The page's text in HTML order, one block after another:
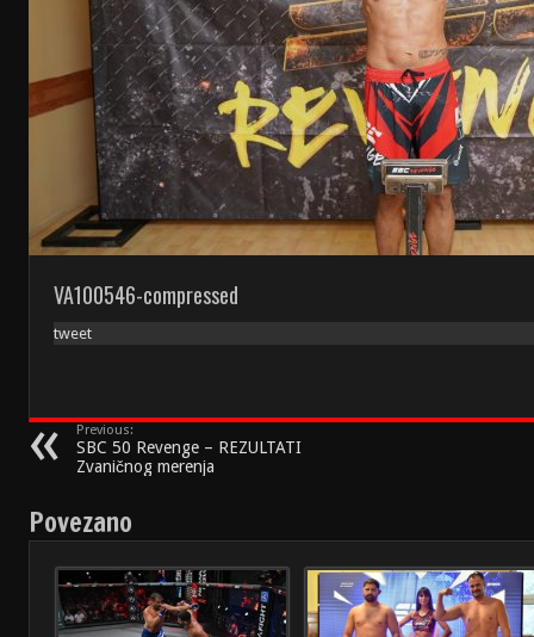
VA100546-compressed
tweet
Previous:
SBC 50 Revenge – REZULTATI
Zvaničnog merenja
Povezano